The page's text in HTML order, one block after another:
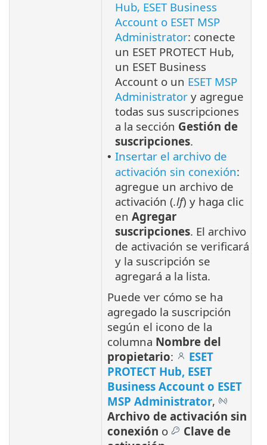
Hub, ESET Business
Account o ESET MSP
Administrator: conecte
un ESET PROTECT Hub,
un ESET Business
Account o un ESET MSP
Administrator y agregue
todas sus suscripciones
a la sección Gestión de
suscripciones.
• Insertar el archivo de
activación sin conexión:
agregue un archivo de
activación (.lf) y haga clic
en Agregar
suscripciones. El archivo
de activación se verificará
y la suscripción se
agregará a la lista.
Puede ver cómo se ha
agregado la suscripción
según el icono de la
columna Nombre del
propietario‎:
ESET
PROTECT Hub, ESET
Business Account o ESET
MSP Administrator,
Archivo de activación sin
conexión o
Clave de